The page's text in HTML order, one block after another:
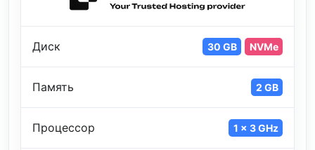
Диск 30 GB NVMe
Память 2 GB
Процессор 1 x 3 GHz